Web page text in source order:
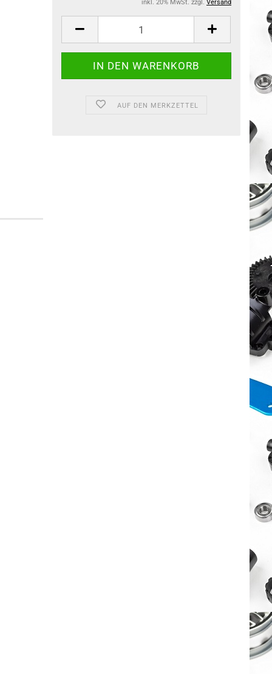
inkl. 20% MwSt. zzgl. Versand
AUF DEN MERKZETTEL